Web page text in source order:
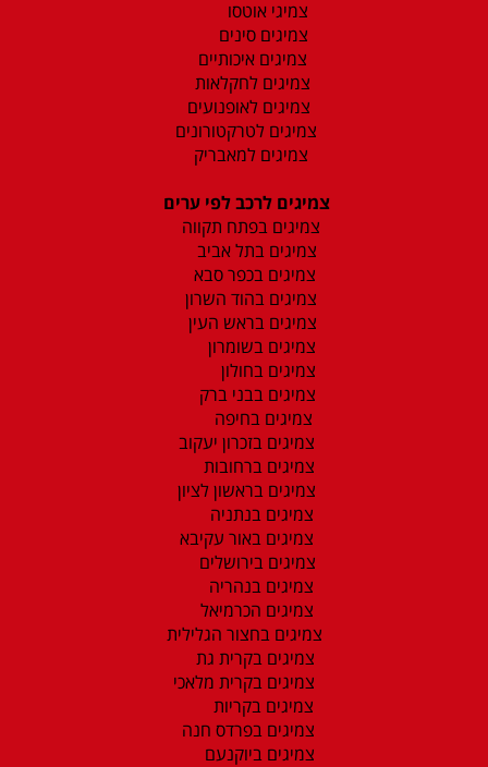
צמיגי אוטסו
צמיגים סינים
צמיגים איכותיים
צמיגים לחקלאות
צמיגים לאופנועים
צמיגים לטרקטורונים
צמיגים למאבריק
צמיגים לרכב לפי ערים
צמיגים בפתח תקווה
צמיגים בתל אביב
צמיגים בכפר סבא
צמיגים בהוד השרון
צמיגים בראש העין
צמיגים בשומרון
צמיגים בחולון
צמיגים בבני ברק
צמיגים בחיפה
צמיגים בזכרון יעקוב
צמיגים ברחובות
צמיגים בראשון לציון
צמיגים בנתניה
צמיגים באור עקיבא
צמיגים בירושלים
צמיגים בנהריה
צמיגים הכרמיאל
צמיגים בחצור הגלילית
צמיגים בקרית גת
צמיגים בקרית מלאכי
צמיגים בקריות
צמיגים בפרדס חנה
צמיגים ביוקנעם